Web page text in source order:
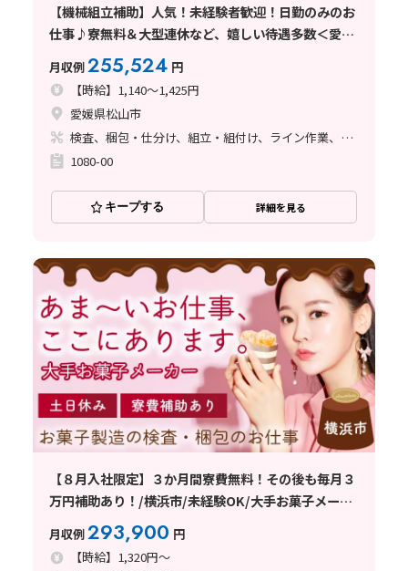
【機械組立補助】人気！未経験者歓迎！日勤のみのお
仕事♪寮無料＆大型連休など、嬉しい待遇多数＜愛媛
県松山市＞
月収例255,524 円
【時給】1,140～1,425円
愛媛県松山市
検査、梱包・仕分け、組立・組付け、ライン作業、立ち作業
1080-00
キープする 詳細を見る
【８月入社限定】３か月間寮費無料！その後も毎月３
万円補助あり！/横浜市/未経験OK/大手お菓子メーカ
ー/検査・梱包
月収例293,900 円
【時給】1,320円～